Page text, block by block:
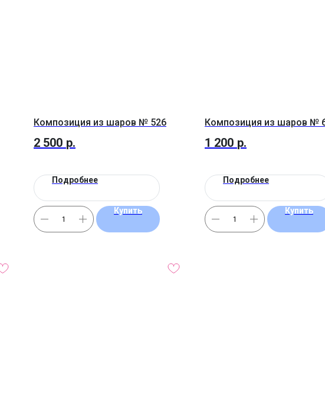
Композиция из шаров № 526
2 500 р.
Подробнее
Купить
Композиция из шаров №
1 200 р.
Подробнее
Купить